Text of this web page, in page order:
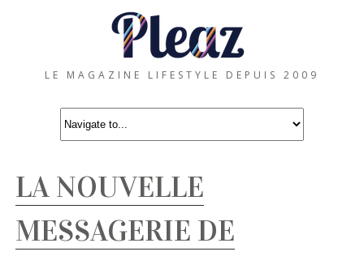
LE MAGAZINE LIFESTYLE DEPUIS 2009
LA NOUVELLE
MESSAGERIE DE